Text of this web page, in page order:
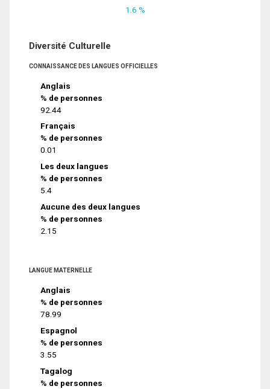
1.6 %
Diversité Culturelle
CONNAISSANCE DES LANGUES OFFICIELLES
Anglais
% de personnes
92.44
Français
% de personnes
0.01
Les deux langues
% de personnes
5.4
Aucune des deux langues
% de personnes
2.15
LANGUE MATERNELLE
Anglais
% de personnes
78.99
Espagnol
% de personnes
3.55
Tagalog
% de personnes